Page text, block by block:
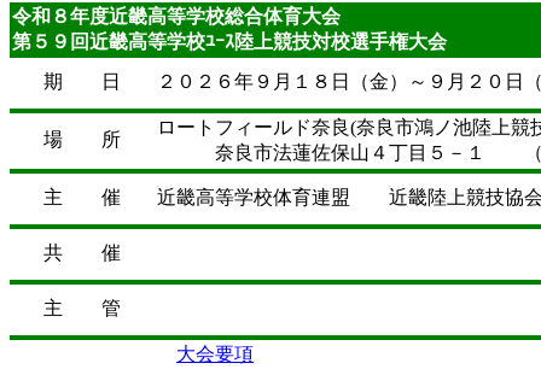
令和８年度近畿高等学校総合体育大会
第５９回近畿高等学校ﾕｰｽ陸上競技対校選手権大会
期 日
２０２６年９月１８日（金）～９月２０日
場 所
ロートフィールド奈良(奈良市鴻ノ池陸上競
奈良市法蓮佐保山４丁目５－１ （
主 催 近畿高等学校体育連盟 近畿陸上競技協
共 催
主 管
大会要項